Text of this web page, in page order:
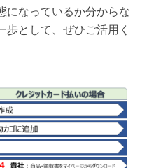
になっているか分からな
として、ぜひご活用く